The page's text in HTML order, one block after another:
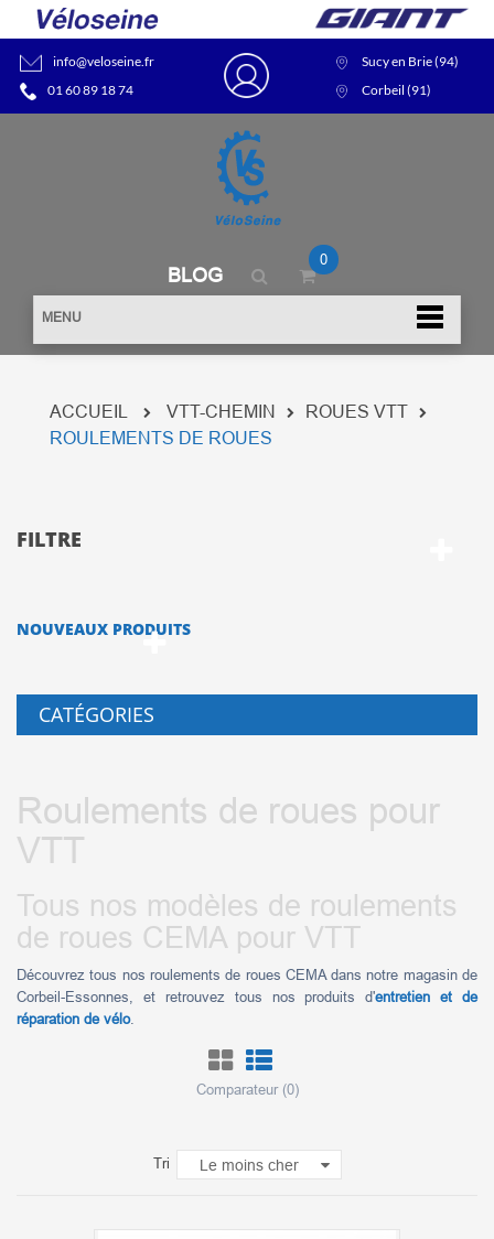
info@veloseine.fr
01 60 89 18 74
Sucy en Brie (94)
Corbeil (91)
BLOG
0
MENU
ACCUEIL VTT-CHEMIN
ROUES VTT
ROULEMENTS DE ROUES
FILTRE
NOUVEAUX PRODUITS
CATÉGORIES
Roulements de roues pour
VTT
Tous nos modèles de roulements
de roues CEMA pour VTT
Découvrez tous nos roulements de roues CEMA dans notre magasin de
Corbeil-Essonnes, et retrouvez tous nos produits d'entretien et de
réparation de vélo.
Comparateur (0)
Tri Le moins cher